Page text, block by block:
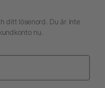
ditt lösenord. Du är inte
nu.